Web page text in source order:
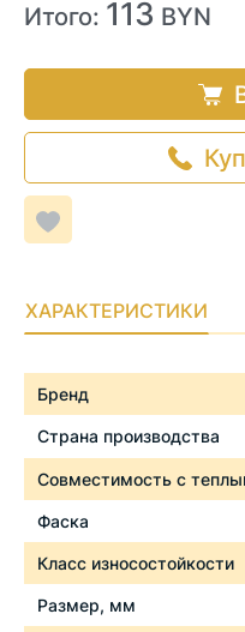
Итого: 113 BYN
Добавить
в
желаемого
ХАРАКТЕРИСТИКИ
Характеристики
Бренд
Страна производства
Совместимость с
Фаска
Класс износостойкости
Размер, мм